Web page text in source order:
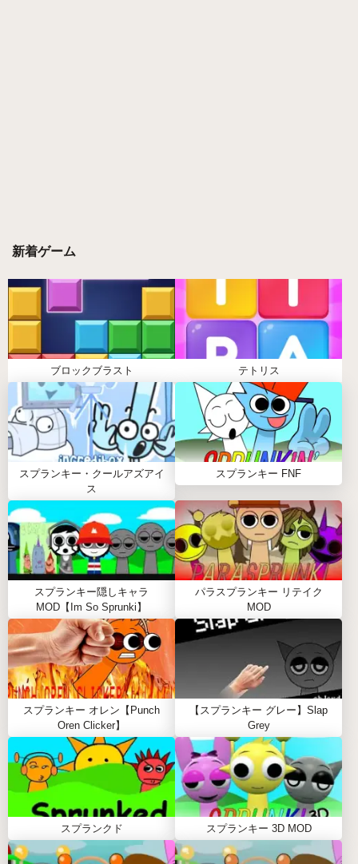
ちがそれぞれの音を奏でます。
ター同士の組み合わせで意外なリズムが生まれるの
が面白いところ。注意が必要なのは、最初は音の数
が多いので「全部鳴らしたい！」と欲張りすぎると
ごちゃごちゃしやすい点です。少しずつ組み合わせ
を試していくのがコツですよ。
スプランキー ダンディの世界 2.0の遊び
方
ステップガイド
左側に並んでいるキャラクターの中から、気にな
ったものを選んでステージにドラッグして置く。
キャラクターの下にあるアイコンで音をミュート
したり、ソロ（他の音を消す）したり、削除した
りする。
全体のバランスが崩れたら、右上のリセットボタ
ンで一気にクリア。
いろいろなキャラクターを試しながら、自分好み
のリズムを作っていく。
ポイントは「焦らず少しずつ試す」こと。最初は3〜
5体くらいから始めるのがおすすめです。
スプランキー ダンディの世界 2.0の攻略
似たテイストのキャラクターを先にまとめて置く
と、全体の雰囲気が整いやすいです。
音が重たく感じたら、ミュートやソロ機能を活用
して隙間を作る。
見た目が派手なキャラと地味めなキャラを組み合
新着ゲーム
ブロックブラスト テトリス
スプランキー・クールアズアイ
ス
スプランキー FNF
スプランキー隠しキャラ
MOD【Im So Sprunki】
パラスプランキー リテイク
MOD
スプランキー オレン【Punch
Oren Clicker】
【スプランキー グレー】Slap
Grey
スプランクド スプランキー 3D MOD